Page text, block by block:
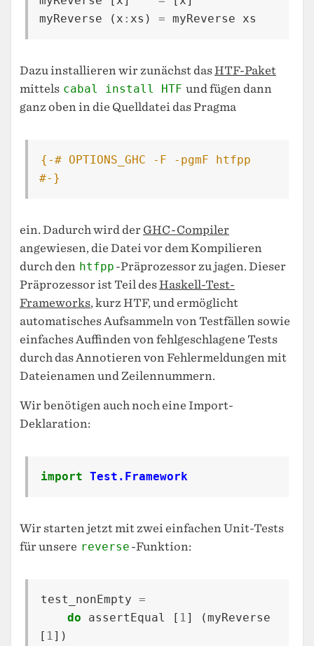
myReverse
( x : xs ) = myReverse xs
Dazu installieren wir zunächst dasHTF-Paket
mittels cabal install HTF und fügen dann
ganz oben in die Quelldatei das Pragma
{-# OPTIONS_GHC -F -pgmF htfpp
#-}
ein. Dadurch wird der GHC-Compiler
angewiesen, die Datei vor dem Kompilieren
durch den htfpp -Präprozessor zu jagen. Dieser
Präprozessor ist Teil desHaskell-Test-
Frameworks, kurz HTF, und ermöglicht
automatisches Aufsammeln von Testfällen sowie
einfaches Auffinden von fehlgeschlagene Tests
durch das Annotieren von Fehlermeldungen mit
Dateienamen und Zeilennummern.
Wir benötigen auch noch eine Import-
Deklaration:
import Test.Framework
Wir starten jetzt mit zwei einfachen Unit-Tests
für unsere reverse -Funktion:
test_nonEmpty =
do
assertEqual [ 1 ] (myReverse
[ 1 ])